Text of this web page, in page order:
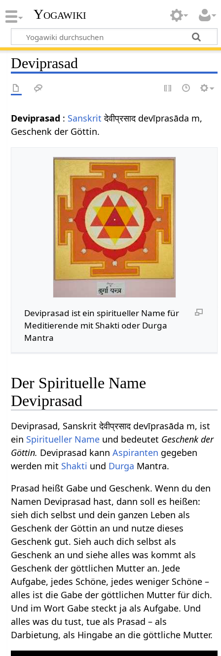
Yogawiki
Deviprasad
Deviprasad : Sanskrit देवीप्रसाद devīprasāda m,
Geschenk der Göttin.
Deviprasad ist ein spiritueller Name für
Meditierende mit Shakti oder Durga
Mantra
Der Spirituelle Name
Deviprasad
Deviprasad, Sanskrit देवीप्रसाद devīprasāda m, ist
ein Spiritueller Name und bedeutet Geschenk der
Göttin. Deviprasad kannAspiranten gegeben
werden mit Shakti und Durga Mantra.
Prasad heißt Gabe und Geschenk. Wenn du den
Namen Deviprasad hast, dann soll es heißen:
sieh dich selbst und dein ganzen Leben als
Geschenk der Göttin an und nutze dieses
Geschenk gut. Sieh auch dich selbst als
Geschenk an und siehe alles was kommt als
Geschenk der göttlichen Mutter an. Jede
Aufgabe, jedes Schöne, jedes weniger Schöne –
alles ist die Gabe der göttlichen Mutter für dich.
Und im Wort Gabe steckt ja als Aufgabe. Und
alles was du tust, tue als Prasad – als
Darbietung, als Hingabe an die göttliche Mutter.